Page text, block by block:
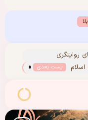
روایتگری
پست بعدی »